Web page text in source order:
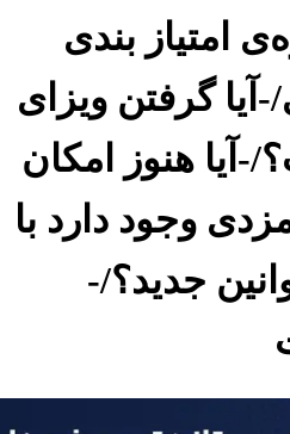
امتیاز بندی
آیا گرفتن ویزای
آیا هنوز امکان
وجود دارد با
جدید؟/-